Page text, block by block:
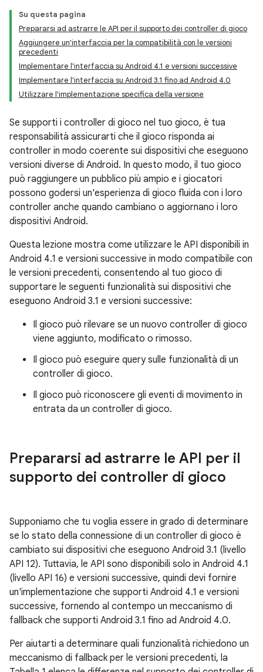
Su questa pagina
Prepararsi ad astrarre le API per il supporto dei controller di gioco
Aggiungere un'interfaccia per la compatibilità con le versioni
precedenti
Implementare l'interfaccia su Android 4.1 e versioni successive
Implementare l'interfaccia su Android 3.1 fino ad Android 4.0
Utilizzare l'implementazione specifica della versione
Se supporti i controller di gioco nel tuo gioco, è tua
responsabilità assicurarti che il gioco risponda ai
controller in modo coerente sui dispositivi che eseguono
versioni diverse di Android. In questo modo, il tuo gioco
può raggiungere un pubblico più ampio e i giocatori
possono godersi un'esperienza di gioco fluida con i loro
controller anche quando cambiano o aggiornano i loro
dispositivi Android.
Questa lezione mostra come utilizzare le API disponibili in
Android 4.1 e versioni successive in modo compatibile con
le versioni precedenti, consentendo al tuo gioco di
supportare le seguenti funzionalità sui dispositivi che
eseguono Android 3.1 e versioni successive:
Il gioco può rilevare se un nuovo controller di gioco
viene aggiunto, modificato o rimosso.
Il gioco può eseguire query sulle funzionalità di un
controller di gioco.
Il gioco può riconoscere gli eventi di movimento in
entrata da un controller di gioco.
Prepararsi ad astrarre le API per il
supporto dei controller di gioco
Supponiamo che tu voglia essere in grado di determinare
se lo stato della connessione di un controller di gioco è
cambiato sui dispositivi che eseguono Android 3.1 (livello
API 12). Tuttavia, le API sono disponibili solo in Android 4.1
(livello API 16) e versioni successive, quindi devi fornire
un'implementazione che supporti Android 4.1 e versioni
successive, fornendo al contempo un meccanismo di
fallback che supporti Android 3.1 fino ad Android 4.0.
Per aiutarti a determinare quali funzionalità richiedono un
meccanismo di fallback per le versioni precedenti, la